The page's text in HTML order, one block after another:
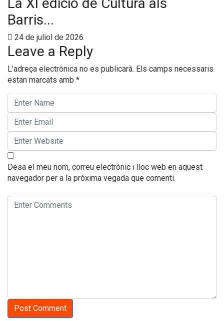
La XI edició de Cultura als
Barris...
24 de juliol de 2026
Leave a Reply
L'adreça electrònica no es publicarà. Els camps necessaris
estan marcats amb *
Desa el meu nom, correu electrònic i lloc web en aquest
navegador per a la pròxima vegada que comenti.